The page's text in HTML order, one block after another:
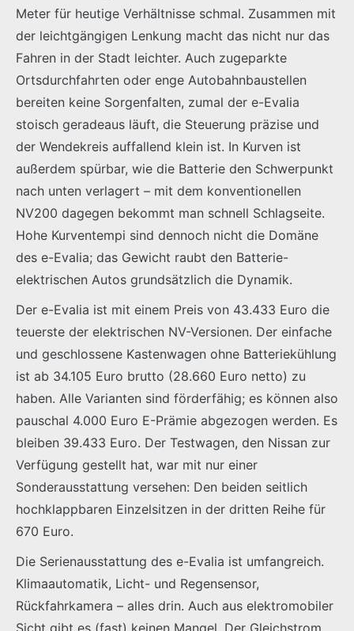
Meter für heutige Verhältnisse schmal. Zusammen mit
der leichtgängigen Lenkung macht das nicht nur das
Fahren in der Stadt leichter. Auch zugeparkte
Ortsdurchfahrten oder enge Autobahnbaustellen
bereiten keine Sorgenfalten, zumal der e-Evalia
stoisch geradeaus läuft, die Steuerung präzise und
der Wendekreis auffallend klein ist. In Kurven ist
außerdem spürbar, wie die Batterie den Schwerpunkt
nach unten verlagert – mit dem konventionellen
NV200 dagegen bekommt man schnell Schlagseite.
Hohe Kurventempi sind dennoch nicht die Domäne
des e-Evalia; das Gewicht raubt den Batterie-
elektrischen Autos grundsätzlich die Dynamik.
Der e-Evalia ist mit einem Preis von 43.433 Euro die
teuerste der elektrischen NV-Versionen. Der einfache
und geschlossene Kastenwagen ohne Batteriekühlung
ist ab 34.105 Euro brutto (28.660 Euro netto) zu
haben. Alle Varianten sind förderfähig; es können also
pauschal 4.000 Euro E-Prämie abgezogen werden. Es
bleiben 39.433 Euro. Der Testwagen, den Nissan zur
Verfügung gestellt hat, war mit nur einer
Sonderausstattung versehen: Den beiden seitlich
hochklappbaren Einzelsitzen in der dritten Reihe für
670 Euro.
Die Serienausstattung des e-Evalia ist umfangreich.
Klimaautomatik, Licht- und Regensensor,
Rückfahrkamera – alles drin. Auch aus elektromobiler
Sicht gibt es (fast) keinen Mangel. Der Gleichstrom